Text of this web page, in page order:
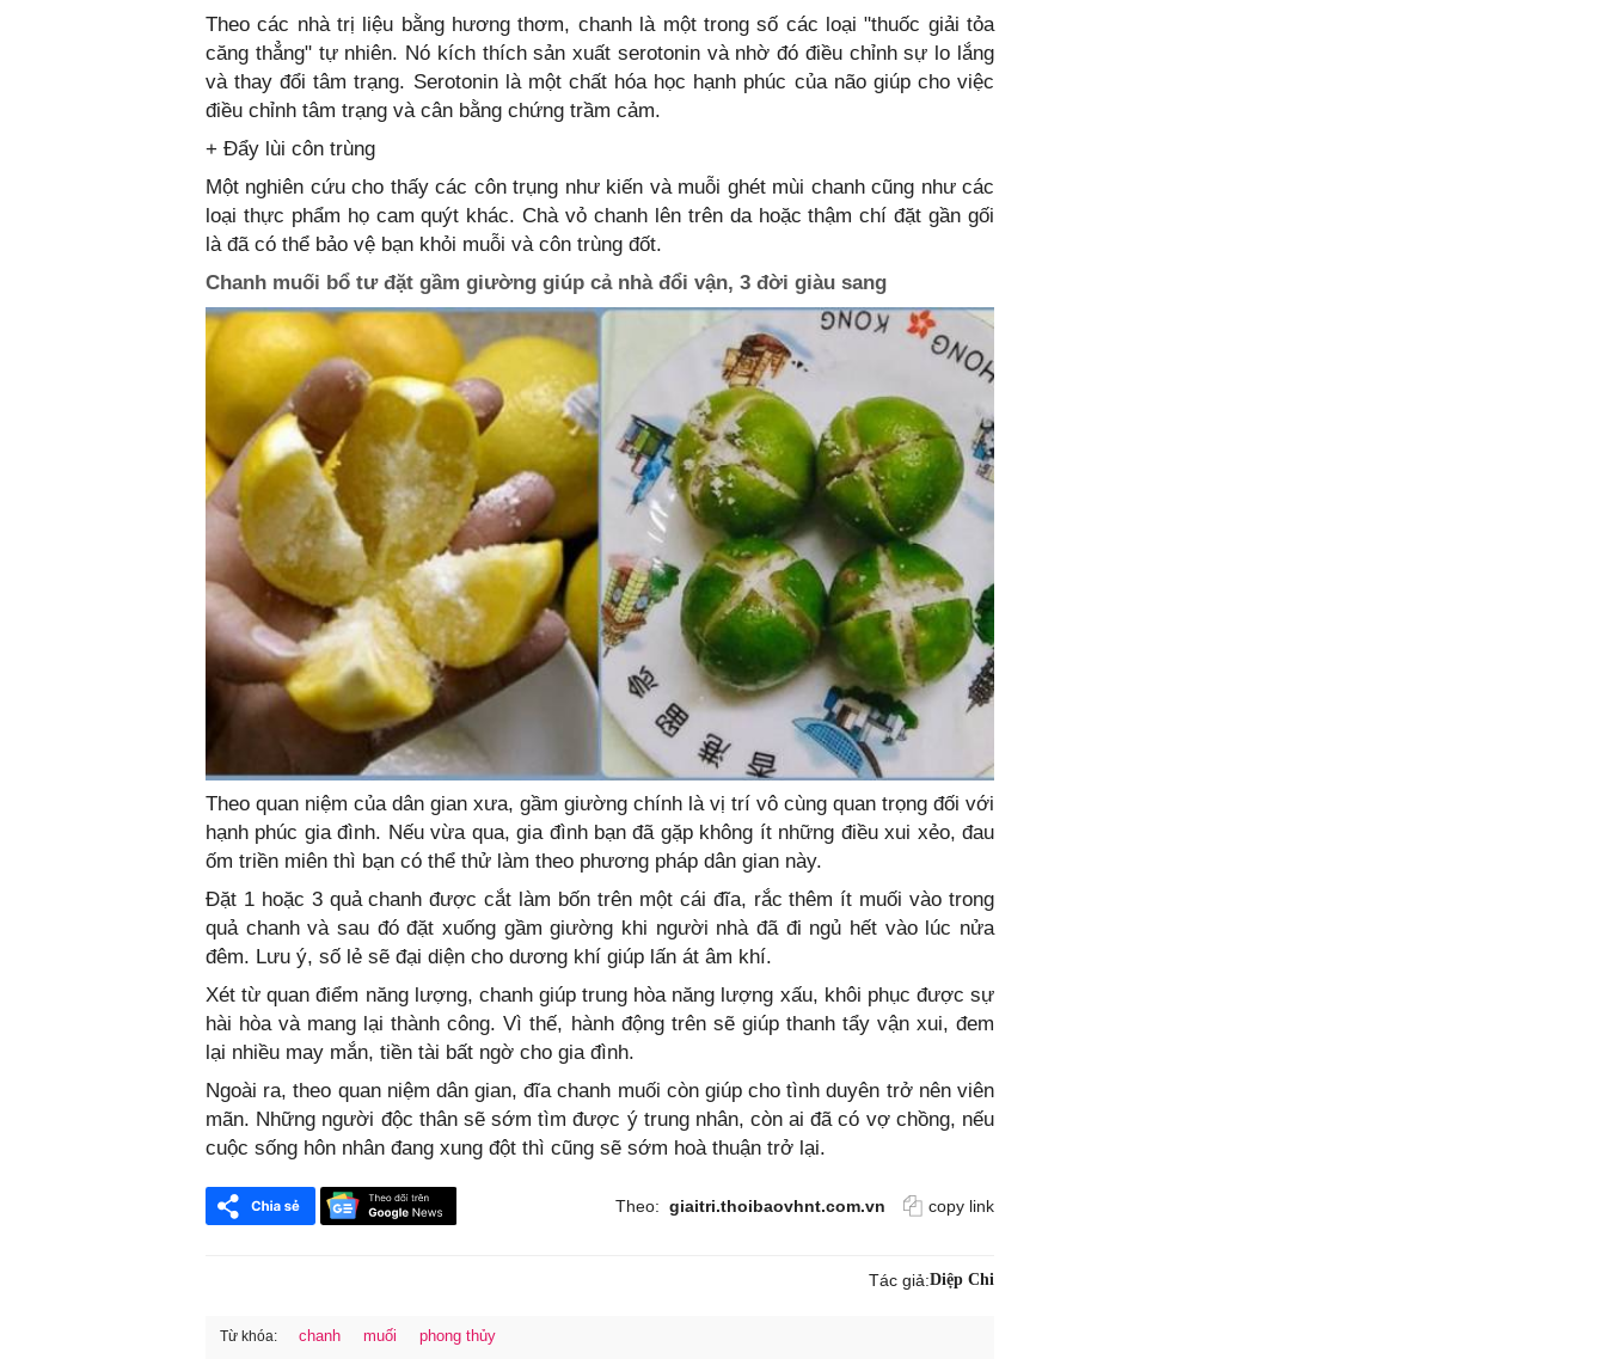
Theo các nhà trị liệu bằng hương thơm, chanh là một trong số các loại "thuốc giải tỏa
căng thẳng" tự nhiên. Nó kích thích sản xuất serotonin và nhờ đó điều chỉnh sự lo lắng
và thay đổi tâm trạng. Serotonin là một chất hóa học hạnh phúc của não giúp cho việc
điều chỉnh tâm trạng và cân bằng chứng trầm cảm.
+ Đẩy lùi côn trùng
Một nghiên cứu cho thấy các côn trụng như kiến và muỗi ghét mùi chanh cũng như các
loại thực phẩm họ cam quýt khác. Chà vỏ chanh lên trên da hoặc thậm chí đặt gần gối
là đã có thể bảo vệ bạn khỏi muỗi và côn trùng đốt.
Chanh muối bổ tư đặt gầm giường giúp cả nhà đổi vận, 3 đời giàu sang
Theo quan niệm của dân gian xưa, gầm giường chính là vị trí vô cùng quan trọng đối với
hạnh phúc gia đình. Nếu vừa qua, gia đình bạn đã gặp không ít những điều xui xẻo, đau
ốm triền miên thì bạn có thể thử làm theo phương pháp dân gian này.
Đặt 1 hoặc 3 quả chanh được cắt làm bốn trên một cái đĩa, rắc thêm ít muối vào trong
quả chanh và sau đó đặt xuống gầm giường khi người nhà đã đi ngủ hết vào lúc nửa
đêm. Lưu ý, số lẻ sẽ đại diện cho dương khí giúp lấn át âm khí.
Xét từ quan điểm năng lượng, chanh giúp trung hòa năng lượng xấu, khôi phục được sự
hài hòa và mang lại thành công. Vì thế, hành động trên sẽ giúp thanh tẩy vận xui, đem
lại nhiều may mắn, tiền tài bất ngờ cho gia đình.
Ngoài ra, theo quan niệm dân gian, đĩa chanh muối còn giúp cho tình duyên trở nên viên
mãn. Những người độc thân sẽ sớm tìm được ý trung nhân, còn ai đã có vợ chồng, nếu
cuộc sống hôn nhân đang xung đột thì cũng sẽ sớm hoà thuận trở lại.
Theo: giaitri.thoibaovhnt.com.vn copy link
Tác giả:Diệp Chi
Từ khóa: chanh muối phong thủy